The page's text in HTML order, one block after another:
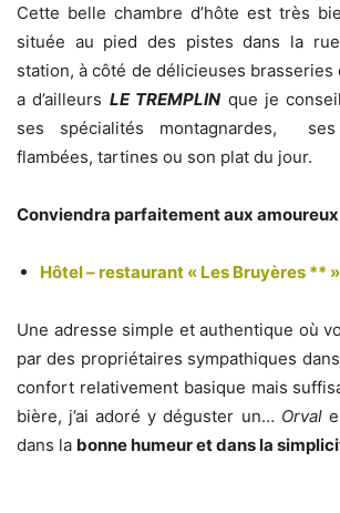
Cette belle chambre d’hôte est très
située au pied des pistes dans la
station, à côté de délicieuses brasseries
a d’ailleurs LE TREMPLIN que je
ses spécialités montagnardes,
flambées, tartines ou son plat du jour.
Conviendra parfaitement aux amoureux
Hôtel – restaurant « Les Bruyères ** »
Une adresse simple et authentique où
par des propriétaires sympathiques
confort relativement basique mais
bière, j’ai adoré y déguster un… Orval
dans la bonne humeur et dans la